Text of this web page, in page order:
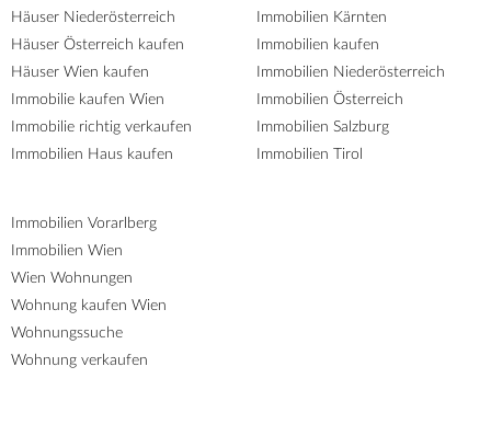
Häuser Niederösterreich
Häuser Österreich kaufen
Häuser Wien kaufen
Immobilie kaufen Wien
Immobilie richtig verkaufen
Immobilien Haus kaufen
Immobilien Kärnten
Immobilien kaufen
Immobilien Niederösterreich
Immobilien Österreich
Immobilien Salzburg
Immobilien Tirol
Immobilien Vorarlberg
Immobilien Wien
Wien Wohnungen
Wohnung kaufen Wien
Wohnungssuche
Wohnung verkaufen